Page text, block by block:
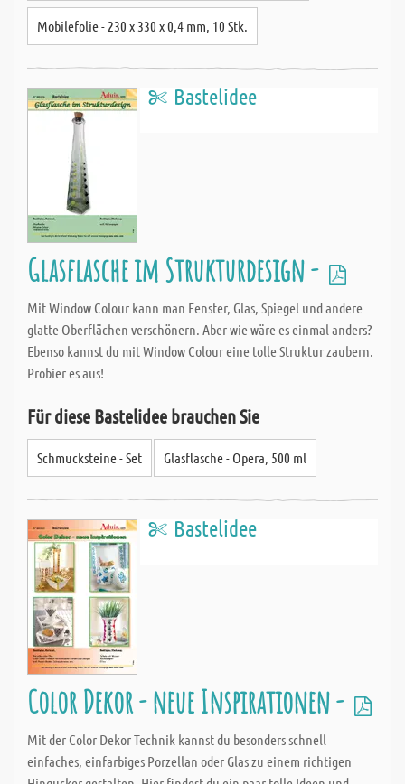
Mobilefolie - 230 x 330 x 0,4 mm, 10 Stk.
Bastelidee
Glasflasche im Strukturdesign -
Mit Window Colour kann man Fenster, Glas, Spiegel und andere
glatte Oberflächen verschönern. Aber wie wäre es einmal anders?
Ebenso kannst du mit Window Colour eine tolle Struktur zaubern.
Probier es aus!
Für diese Bastelidee brauchen Sie
Schmucksteine - Set Glasflasche - Opera, 500 ml
Bastelidee
Color Dekor - neue Inspirationen -
Mit der Color Dekor Technik kannst du besonders schnell
einfaches, einfarbiges Porzellan oder Glas zu einem richtigen